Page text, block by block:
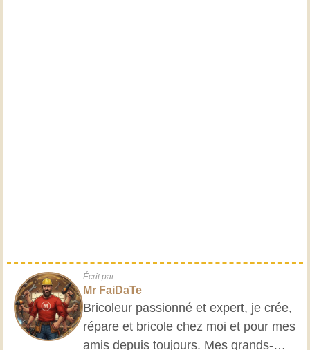
Écrit par
Mr FaiDaTe
Bricoleur passionné et expert, je crée,
répare et bricole chez moi et pour mes
amis depuis toujours. Mes grands-